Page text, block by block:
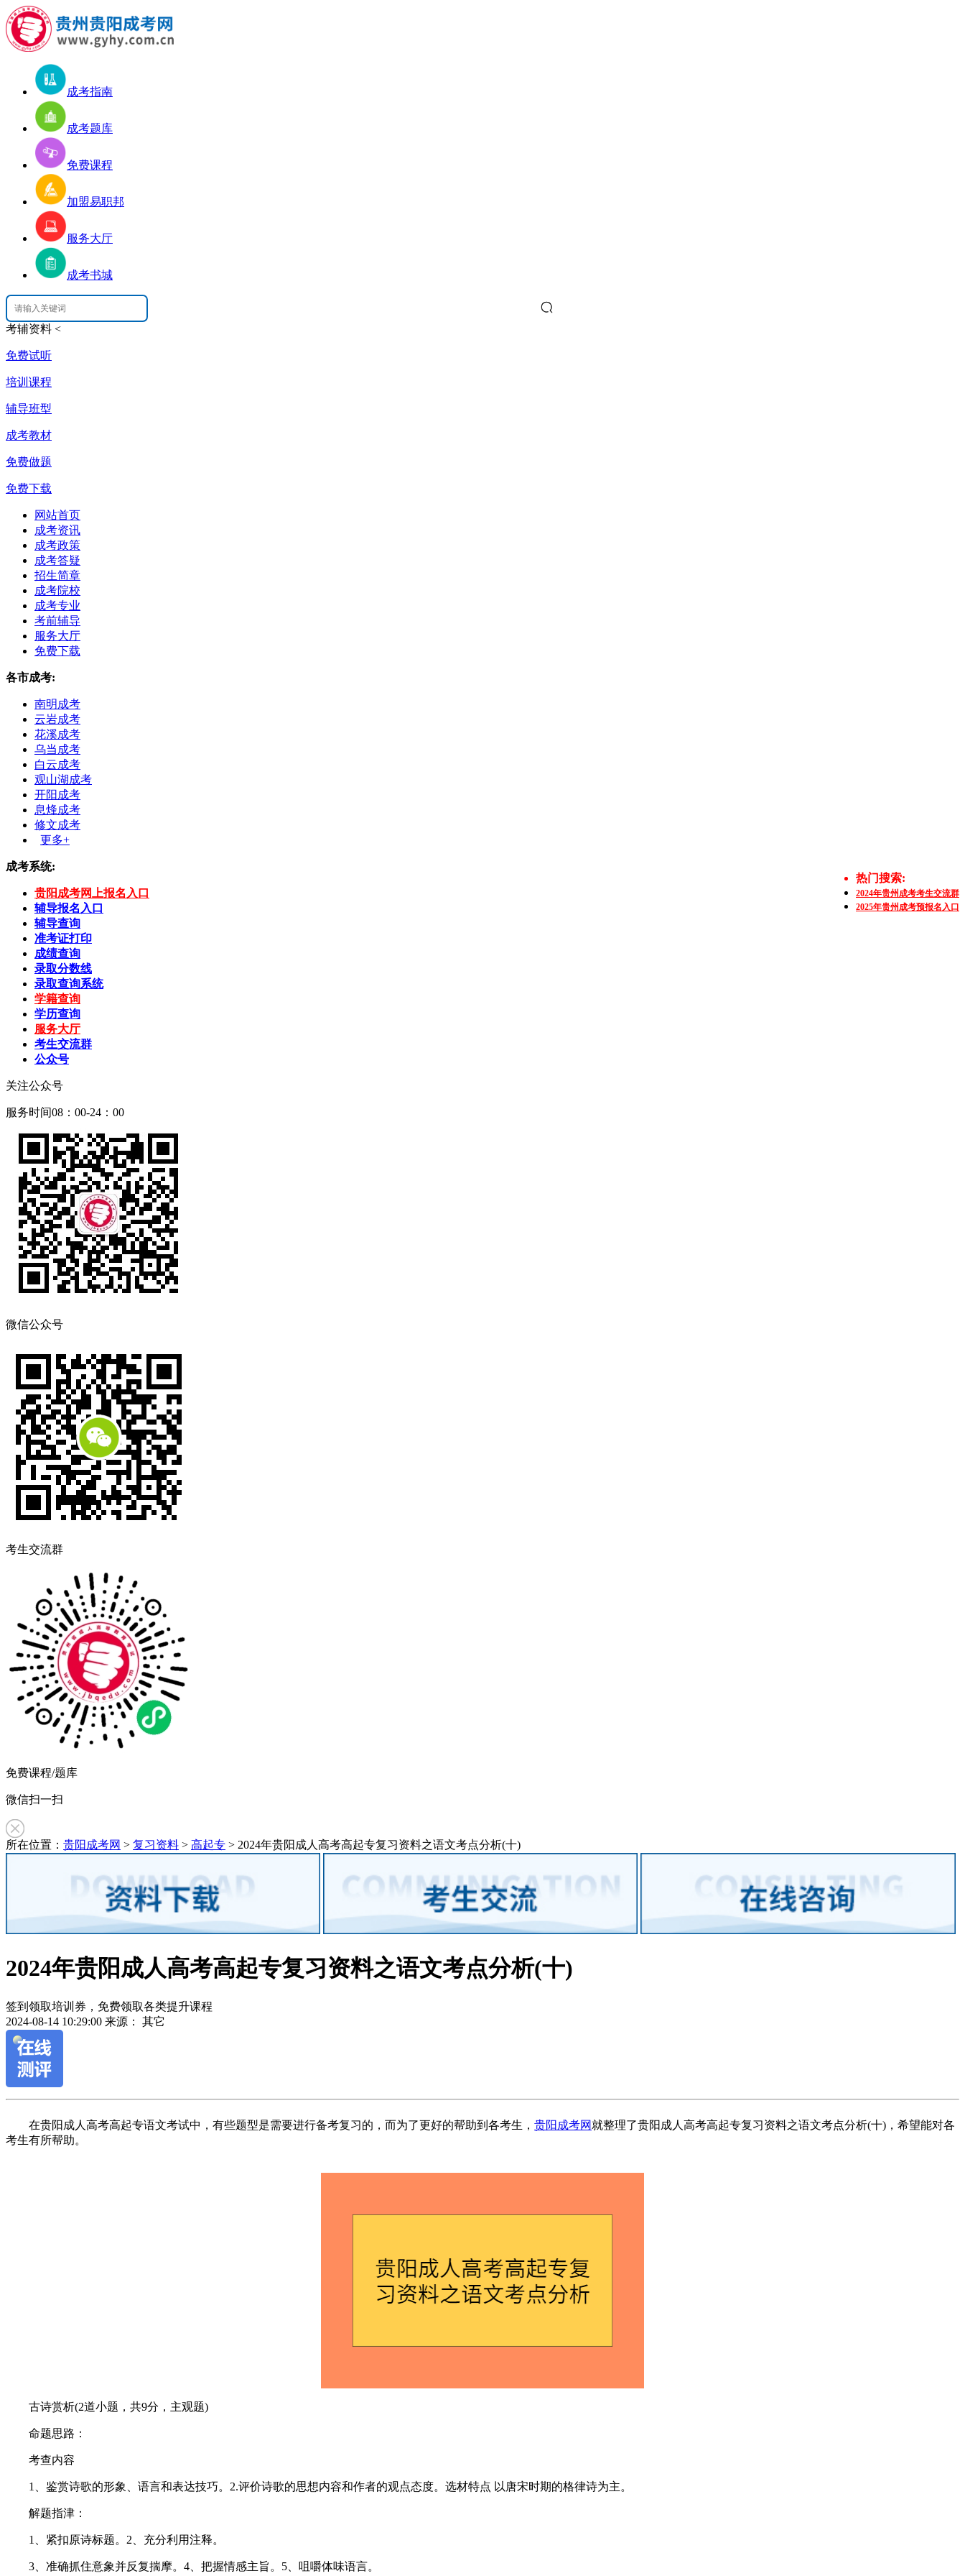
成考指南
成考题库
免费课程
加盟易职邦
服务大厅
成考书城
考辅资料 <
免费试听
培训课程
辅导班型
成考教材
免费做题
免费下载
网站首页
成考资讯
成考政策
成考答疑
招生简章
成考院校
成考专业
考前辅导
服务大厅
免费下载
各市成考:
南明成考
云岩成考
花溪成考
乌当成考
白云成考
观山湖成考
开阳成考
息烽成考
修文成考
更多+
热门搜索:
2024年贵州成考考生交流群
2025年贵州成考预报名入口
成考系统:
贵阳成考网上报名入口
辅导报名入口
辅导查询
准考证打印
成绩查询
录取分数线
录取查询系统
学籍查询
学历查询
服务大厅
考生交流群
公众号
关注公众号
服务时间08：00-24：00
微信公众号
考生交流群
免费课程/题库
微信扫一扫
所在位置： 贵阳成考网 > 复习资料 > 高起专 > 2024年贵阳成人高考高起专复习资料之语文考点分析(十)
2024年贵阳成人高考高起专复习资料之语文考点分析(十)
签到领取培训券，免费领取各类提升课程
2024-08-14 10:29:00 来源： 其它
余
在贵阳成人高考高起专语文考试中，有些题型是需要进行备考复习的，而为了更好的帮助到各考生， 贵阳成考网 就整理了贵阳成人高考高起专复习资料之语文考点分析(十)，希望能对各
考生有所帮助。
古诗赏析(2道小题，共9分，主观题)
命题思路：
考查内容
1、鉴赏诗歌的形象、语言和表达技巧。2.评价诗歌的思想内容和作者的观点态度。选材特点 以唐宋时期的格律诗为主。
解题指津：
1、紧扣原诗标题。2、充分利用注释。
3、准确抓住意象并反复揣摩。4、把握情感主旨。5、咀嚼体味语言。